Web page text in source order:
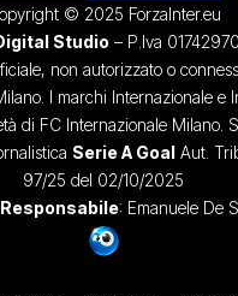
© 2025 ForzaInter.eu
Studio – P.Iva
non autorizzato o
I marchi Internazionale e
di FC Internazionale Milano.
Serie A GoalAut.
97/25 del 02/10/2025
: Emanuele De